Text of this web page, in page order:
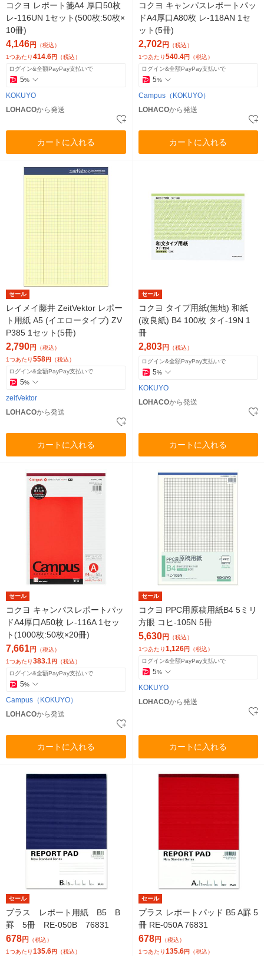
コクヨ レポート箋A4 厚口50枚
レ-116UN 1セット(500枚:50枚×
10冊)
4,146円
（税込）
1つあたり414.6円 （税込）
ログイン&全額PayPay支払いで
5%
KOKUYO
LOHACOから発送
カートに入れる
コクヨ キャンパスレポートパッ
ドA4厚口A80枚 レ-118AN 1セ
ット(5冊)
2,702円
（税込）
1つあたり540.4円 （税込）
ログイン&全額PayPay支払いで
5%
Campus（KOKUYO）
LOHACOから発送
カートに入れる
セール
レイメイ藤井 ZeitVektor レポー
ト用紙 A5 (イエロータイプ) ZV
P385 1セット(5冊)
2,790円 （税込）
1つあたり558円 （税込）
ログイン&全額PayPay支払いで
5%
zeitVektor
LOHACOから発送
カートに入れる
セール
コクヨ タイプ用紙(無地) 和紙
(改良紙) B4 100枚 タイ-19N 1
冊
2,803円 （税込）
ログイン&全額PayPay支払いで
5%
KOKUYO
LOHACOから発送
カートに入れる
セール
コクヨ キャンパスレポートパッ
ドA4厚口A50枚 レ-116A 1セッ
ト(1000枚:50枚×20冊)
7,661円
（税込）
1つあたり383.1円 （税込）
ログイン&全額PayPay支払いで
5%
Campus（KOKUYO）
LOHACOから発送
カートに入れる
セール
コクヨ PPC用原稿用紙B4 5ミリ
方眼 コヒ-105N 5冊
5,630円
（税込）
1つあたり1,126円 （税込）
ログイン&全額PayPay支払いで
5%
KOKUYO
LOHACOから発送
カートに入れる
セール
プラス レポート用紙 B5 B
罫 5冊 RE-050B 76831
678円 （税込）
1つあたり135.6円 （税込）
セール
プラス レポートパッド B5 A罫 5
冊 RE-050A 76831
678円 （税込）
1つあたり135.6円 （税込）